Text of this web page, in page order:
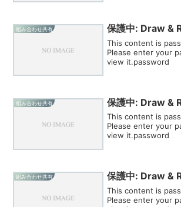
組み合わせ共有 保護中: Draw &
This content is
Please enter your
view it.password
組み合わせ共有 保護中: Draw &
This content is
Please enter your
view it.password
組み合わせ共有 保護中: Draw &
This content is
Please enter your